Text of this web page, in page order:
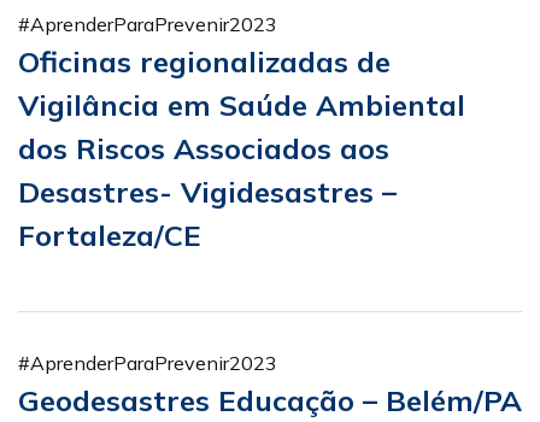
#AprenderParaPrevenir2023
Oficinas regionalizadas de
Vigilância em Saúde Ambiental
dos Riscos Associados aos
Desastres- Vigidesastres –
Fortaleza/CE
#AprenderParaPrevenir2023
Geodesastres Educação – Belém/PA